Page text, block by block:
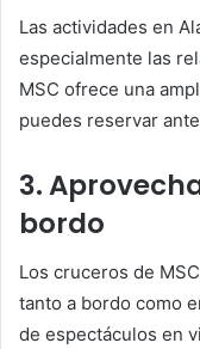
Las actividades en
especialmente las
MSC ofrece una
puedes reservar
3.
bordo
Los cruceros de
tanto a bordo como
de espectáculos en